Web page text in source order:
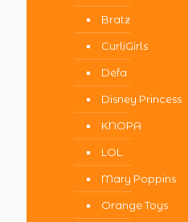
Bratz
CurliGirls
Defa
Disney Princess
KNOPA
LOL
Mary Poppins
Orange Toys